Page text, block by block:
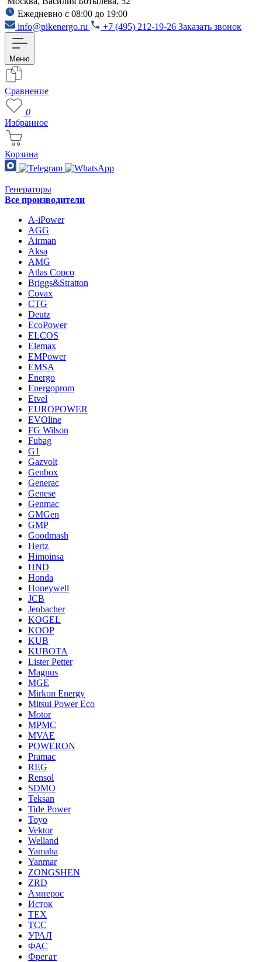
Ежедневно с 08:00 до 19:00
info@pikenergo.ru
+7 (495) 212-19-26 Заказать звонок
Меню
Сравнение
0
Избранное
Корзина
Генераторы
Все производители
A-iPower
AGG
Airman
Aksa
AMG
Atlas Copco
Briggs&Stratton
Covax
CTG
Deutz
EcoPower
ELCOS
Elemax
EMPower
EMSA
Energo
Energoprom
Etvel
EUROPOWER
EVOline
FG Wilson
Fubag
G1
Gazvolt
Genbox
Generac
Genese
Genmac
GMGen
GMP
Goodmash
Hertz
Himoinsa
HND
Honda
Honeywell
JCB
Jenbacher
KOGEL
KOOP
KUB
KUBOTA
Lister Petter
Magnus
MGE
Mirkon Energy
Mitsui Power Eco
Motor
MPMC
MVAE
POWERON
Pramac
REG
Rensol
SDMO
Teksan
Tide Power
Toyo
Vektor
Welland
Yamaha
Yanmar
ZONGSHEN
ZRD
Амперос
Исток
ТЕХ
ТСС
УРАЛ
ФАС
Фрегат